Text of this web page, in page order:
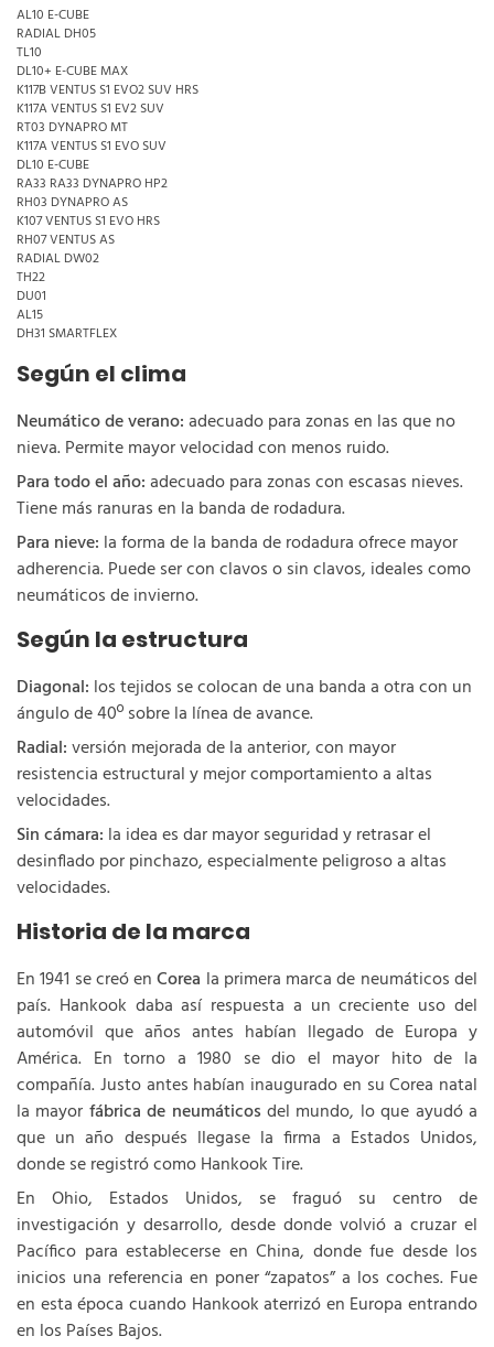
AL10 E-CUBE
RADIAL DH05
TL10
DL10+ E-CUBE MAX
K117B VENTUS S1 EVO2 SUV HRS
K117A VENTUS S1 EV2 SUV
RT03 DYNAPRO MT
K117A VENTUS S1 EVO SUV
DL10 E-CUBE
RA33 RA33 DYNAPRO HP2
RH03 DYNAPRO AS
K107 VENTUS S1 EVO HRS
RH07 VENTUS AS
RADIAL DW02
TH22
DU01
AL15
DH31 SMARTFLEX
Según el clima
Neumático de verano:adecuado para zonas en las que no
nieva. Permite mayor velocidad con menos ruido.
Para todo el año:adecuado para zonas con escasas nieves.
Tiene más ranuras en la banda de rodadura.
Para nieve: la forma de la banda de rodadura ofrece mayor
adherencia. Puede ser con clavos o sin clavos, ideales como
neumáticos de invierno.
Según la estructura
Diagonal: los tejidos se colocan de una banda a otra con un
ángulo de 40º sobre la línea de avance.
Radial:versión mejorada de la anterior, con mayor
resistencia estructural y mejor comportamiento a altas
velocidades.
Sin cámara: la idea es dar mayor seguridad y retrasar el
desinflado por pinchazo, especialmente peligroso a altas
velocidades.
Historia de la marca
En 1941 se creó enCorea la primera marca de neumáticos del
país. Hankook daba así respuesta a un creciente uso del
automóvil que años antes habían llegado de Europa y
América. En torno a 1980 se dio el mayor hito de la
compañía. Justo antes habían inaugurado en su Corea natal
la mayor fábrica de neumáticos del mundo, lo que ayudó a
que un año después llegase la firma a Estados Unidos,
donde se registró como Hankook Tire.
En Ohio, Estados Unidos, se fraguó su centro de
investigación y desarrollo, desde donde volvió a cruzar el
Pacífico para establecerse en China, donde fue desde los
inicios una referencia en poner “zapatos” a los coches. Fue
en esta época cuando Hankook aterrizó en Europa entrando
en los Países Bajos.